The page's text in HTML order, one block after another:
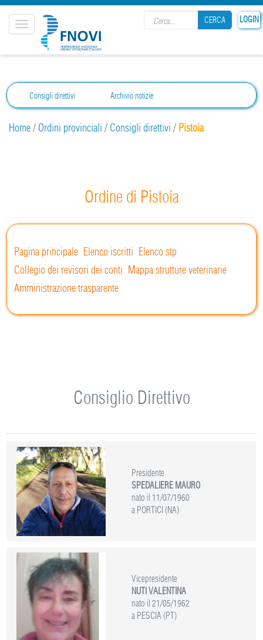
LOGIN
CERCA
CERCA
Toggle
navigation
Consigli direttivi Archivio notizie
Home/ Ordini provinciali / Consigli direttivi / Pistoia
Ordine di Pistoia
Pagina principale Elenco iscritti Elenco stp
Collegio dei revisori dei conti Mappa strutture veterinarie
Amministrazione trasparente
Consiglio Direttivo
Presidente
SPEDALIERE MAURO
nato il 11/07/1960
a PORTICI (NA)
Vicepresidente
NUTI VALENTINA
nato il 21/05/1962
a PESCIA (PT)